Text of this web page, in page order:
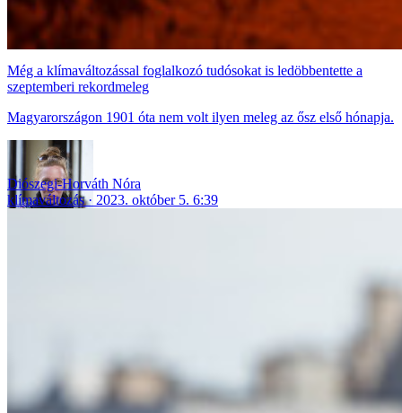
Még a klímaváltozással foglalkozó tudósokat is ledöbbentette a
szeptemberi rekordmeleg
Magyarországon 1901 óta nem volt ilyen meleg az ősz első hónapja.
Diószegi-Horváth Nóra
klímaváltozás
2023. október 5. 6:39